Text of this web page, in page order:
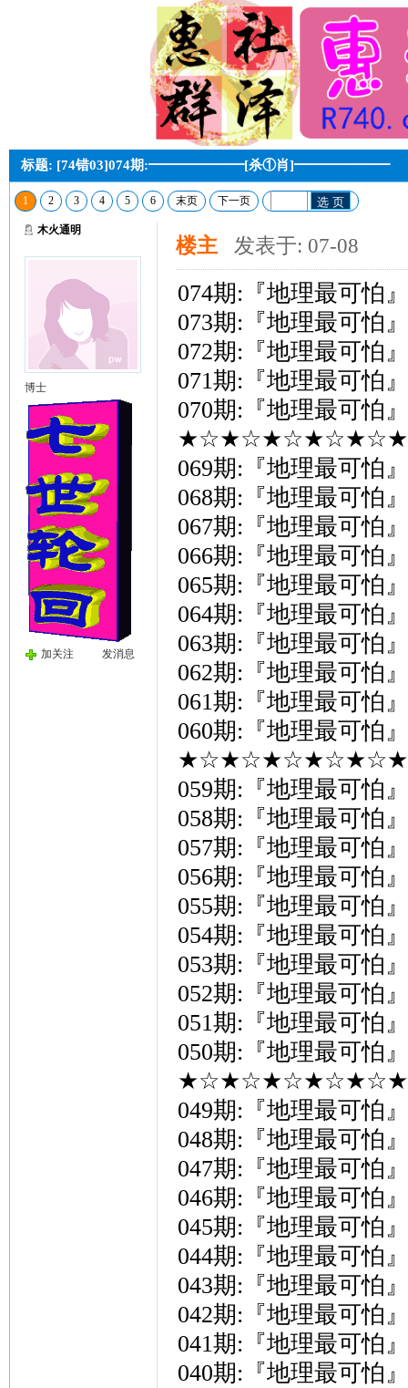
标题: [74错03]074期:━━━━━━━[杀①肖]━━━━━━━
1 2 3 4 5 6 末页 下一页 选 页
木火通明
博士
加关注 发消息
楼主 发表于: 07-08
074期:『地理最可怕
073期:『地理最可怕
072期:『地理最可怕
071期:『地理最可怕
070期:『地理最可怕
★☆★☆★☆★☆★☆★
069期:『地理最可怕
068期:『地理最可怕
067期:『地理最可怕
066期:『地理最可怕
065期:『地理最可怕
064期:『地理最可怕
063期:『地理最可怕
062期:『地理最可怕
061期:『地理最可怕
060期:『地理最可怕
★☆★☆★☆★☆★☆★
059期:『地理最可怕
058期:『地理最可怕
057期:『地理最可怕
056期:『地理最可怕
055期:『地理最可怕
054期:『地理最可怕
053期:『地理最可怕
052期:『地理最可怕
051期:『地理最可怕
050期:『地理最可怕
★☆★☆★☆★☆★☆★
049期:『地理最可怕
048期:『地理最可怕
047期:『地理最可怕
046期:『地理最可怕
045期:『地理最可怕
044期:『地理最可怕
043期:『地理最可怕
042期:『地理最可怕
041期:『地理最可怕
040期:『地理最可怕